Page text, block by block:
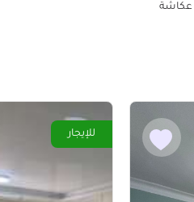
للإيجار